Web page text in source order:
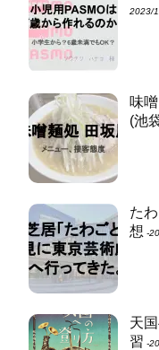
2023/
味
(池
た
想
天
習